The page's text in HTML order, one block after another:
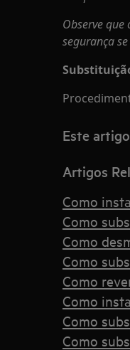
Observe
segurança
Este
Artigos
Como
Como
Como
Como
Como
Como
Como
Como